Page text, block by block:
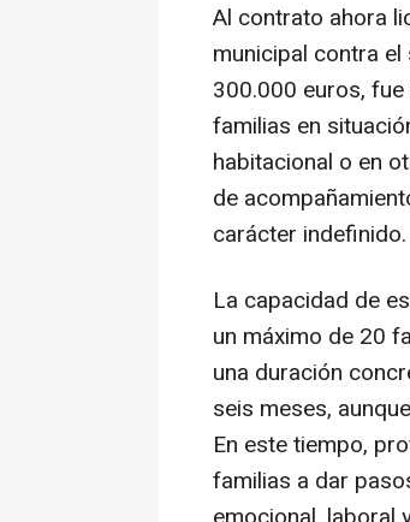
Al contrato ahora
municipal contra
300.000 euros,
familias en
habitacional o en
de
carácter indefinido.
La capacidad de
un máximo de 20
una duración
seis meses,
En este tiempo,
familias a dar